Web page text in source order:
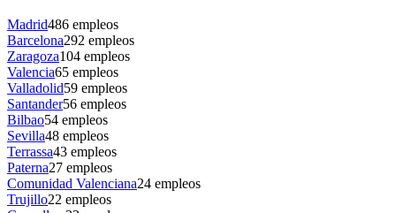
Madrid486 empleos
Barcelona292 empleos
Zaragoza104 empleos
Valencia65 empleos
Valladolid59 empleos
Santander56 empleos
Bilbao54 empleos
Sevilla48 empleos
Terrassa43 empleos
Paterna27 empleos
Comunidad Valenciana24 empleos
Trujillo22 empleos